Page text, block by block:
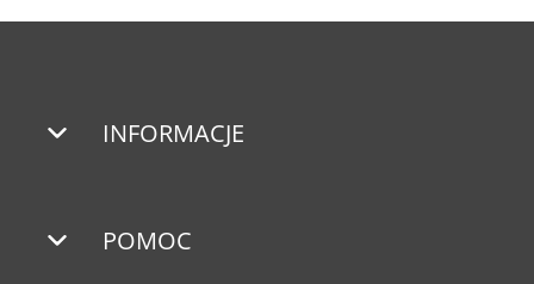
INFORMACJE
POMOC